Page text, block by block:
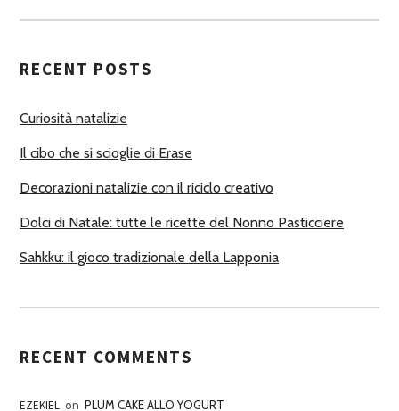
U
O
I
RECENT POSTS
Curiosità natalizie
Il cibo che si scioglie di Erase
Decorazioni natalizie con il riciclo creativo
Dolci di Natale: tutte le ricette del Nonno Pasticciere
Sahkku: il gioco tradizionale della Lapponia
RECENT COMMENTS
EZEKIEL on PLUM CAKE ALLO YOGURT